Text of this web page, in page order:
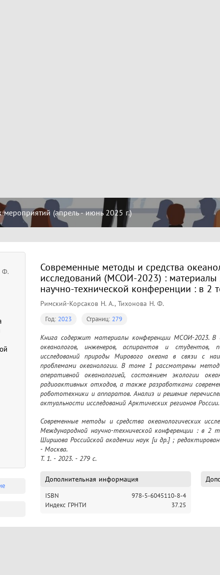
(апрель - июнь 2025 г.)
Ф.
Современные методы и средства
исследований (МСОИ-2023) :
научно-технической конференции : в 2
Римский-Корсаков Н. А., Тихонова Н. Ф.
Год: 2023 Страниц: 279
Книга содержит материалы конференции МСОИ-2023. В
океанологов, инженеров, аспирантов и студентов,
исследований природы Мирового океана в связи с
проблемами океанологии. В томе 1 рассмотрены
оперативной океанологией, состоянием экологии
радиоактивных отходов, а также разработками
робототехники и аппаратов. Анализ и решение
актуальности исследований Арктических регионов России.
Современные методы и средства океанологических
Международной научно-технической конференции : в
Ширшова Российской академии наук [и др.] ;
- Москва.
Т. 1. - 2023. - 279 c.
Дополнительная информация
ISBN
978-5-6045110-8-4
Индекс ГРНТИ
37.25